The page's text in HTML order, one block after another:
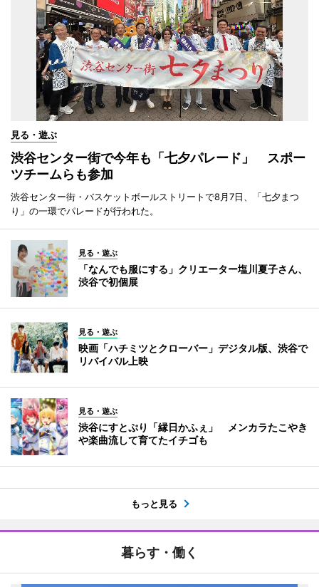
見る・遊ぶ
渋谷センター街で今年も「七夕パレード」 スポー
ツチームらも参加
渋谷センター街・バスケットボールストリートで8月7日、「七夕まつ
り」の一環でパレードが行われた。
見る・遊ぶ
「なんでも服にする」クリエーター塩川夏子さん、
渋谷で初個展
見る・遊ぶ
映画「ハチミツとクローバー」デジタル版、渋谷で
リバイバル上映
見る・遊ぶ
渋谷にすとぷり「縁日かふぇ」 メンカラたこやき
や楽曲流して育てたイチゴも
もっと見る
暮らす・働く